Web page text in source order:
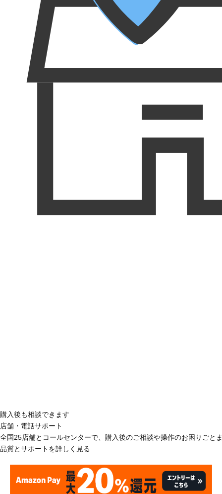
購入後も相談できます
店舗・電話サポート
全国25店舗とコールセンターで、購入後のご相談や操作のお困りごと
品質とサポートを詳しく見る